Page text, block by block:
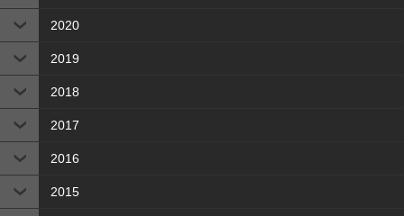
2020
2019
2018
2017
2016
2015